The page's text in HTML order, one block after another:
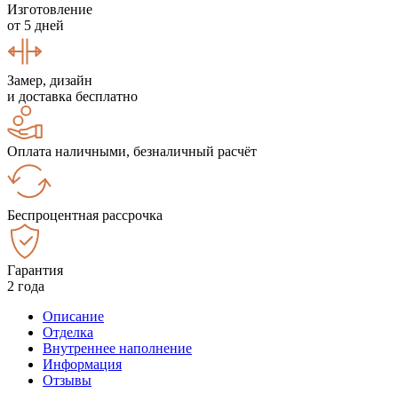
Изготовление
от 5 дней
Замер, дизайн
и доставка бесплатно
Оплата наличными, безналичный расчёт
Беспроцентная рассрочка
Гарантия
2 года
Описание
Отделка
Внутреннее наполнение
Информация
Отзывы